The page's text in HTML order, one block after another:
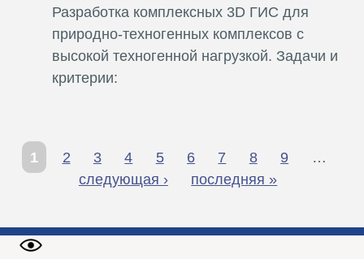
Разработка комплексных 3D ГИС для
природно-техногенных комплексов с
высокой техногенной нагрузкой. Задачи и
критерии:
С
а
1 2 3 4 5 6 7 8 9
…
следующая ›
последняя »